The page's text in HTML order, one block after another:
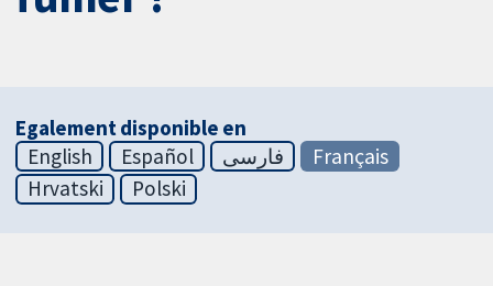
Egalement disponible en
English
Español فارسی
Français
Hrvatski
Polski